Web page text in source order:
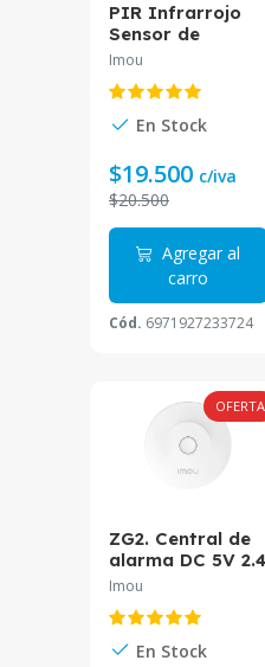
PIR Infrarrojo
Sensor de
Movimiento
Interior IMOU
ZP1-EU
Imou
En Stock
$19.500 c/iva
$20.500
Agregar al
carro
Cód. 6971927233724
OFERTA
ZG2. Central de
alarma DC 5V 2.4
GHz Protocolo
Imou
En Stock